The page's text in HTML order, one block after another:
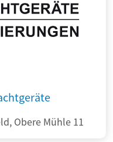
Obere Mühle 11